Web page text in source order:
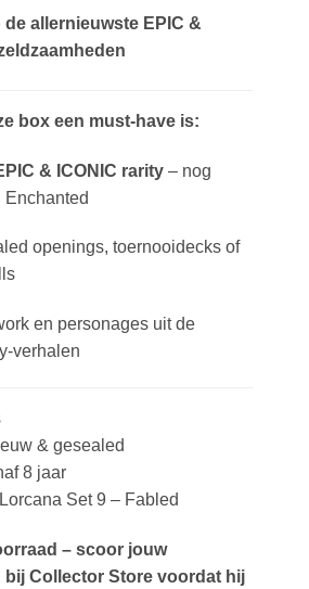
de allernieuwste EPIC &
box een must-have is:
& ICONIC rarity– nog
openings, toernooidecks of
en personages uit de
verhalen
& gesealed
8 jaar
Set 9 – Fabled
– scoor jouw
bij Collector Store voordat hij